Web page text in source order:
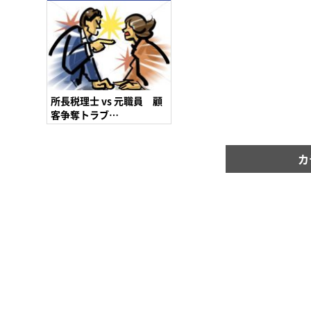
所長税理士 vs 元職員 顧
客争奪トラブ…